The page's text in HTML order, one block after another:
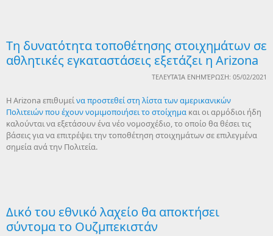
Tη δυνατότητα τοποθέτησης στοιχημάτων σε
αθλητικές εγκαταστάσεις εξετάζει η Arizona
ΤΕΛΕΥΤΑΊΑ ΕΝΗΜΈΡΩΣΗ: 05/02/2021
Η Arizona επιθυμείνα προστεθεί στη λίστα των αμερικανικών
Πολιτειών που έχουν νομιμοποιήσει το στοίχημα και οι αρμόδιοι ήδη
καλούνται να εξετάσουν ένα νέο νομοσχέδιο, το οποίο θα θέσει τις
βάσεις για να επιτρέψει την τοποθέτηση στοιχημάτων σε επιλεγμένα
σημεία ανά την Πολιτεία.
Δικό του εθνικό λαχείο θα αποκτήσει
σύντομα το Ουζμπεκιστάν